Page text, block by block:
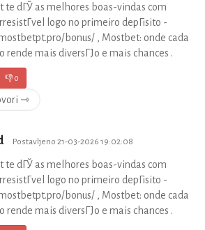
te dГЎ as melhores boas-vindas com
logo no primeiro depГіsito -
bonus/ , Mostbet: onde cada
rende mais diversГЈo e mais chances .
👎0
⇾
Postavljeno 21-03-2026 19:02:08
te dГЎ as melhores boas-vindas com
logo no primeiro depГіsito -
bonus/ , Mostbet: onde cada
rende mais diversГЈo e mais chances .